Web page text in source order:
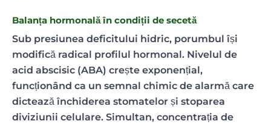
Balanța hormonală în condiții de secetă
Sub presiunea deficitului hidric, porumbul își
modifică radical profilul hormonal. Nivelul de
acid abscisic (ABA) crește exponențial,
funcționând ca un semnal chimic de alarmă care
dictează închiderea stomatelor și stoparea
diviziunii celulare. Simultan, concentrația de